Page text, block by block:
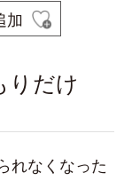
加
りだけ
れなくなった